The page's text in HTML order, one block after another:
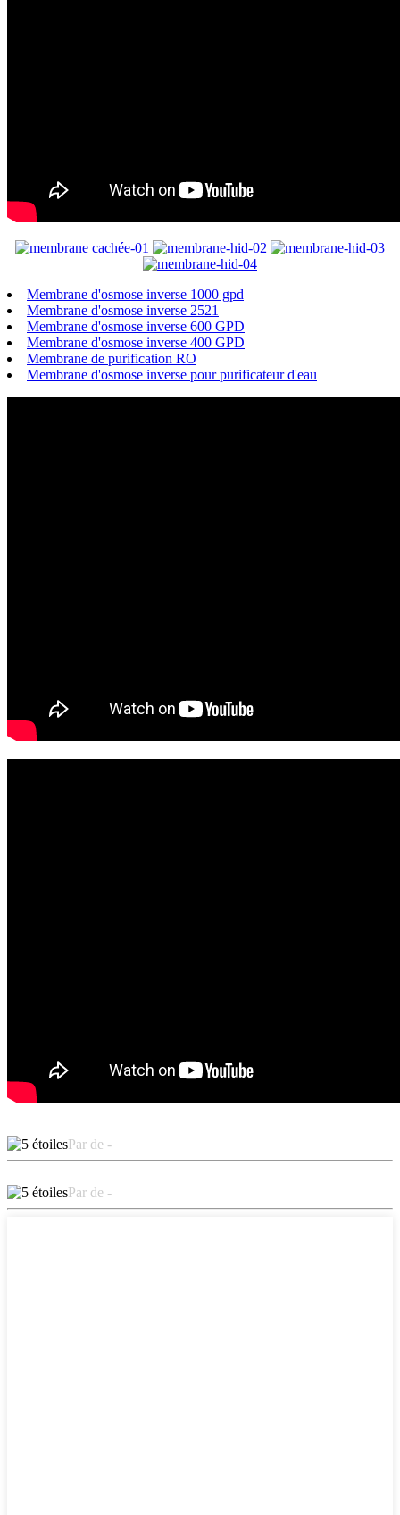
Membrane d'osmose inverse 1000 gpd
Membrane d'osmose inverse 2521
Membrane d'osmose inverse 600 GPD
Membrane d'osmose inverse 400 GPD
Membrane de purification RO
Membrane d'osmose inverse pour purificateur d'eau
Par de -
Par de -